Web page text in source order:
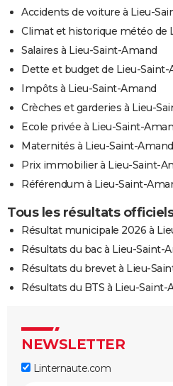
Accidents de voiture à Lieu-
Climat et historique météo de
Salaires à Lieu-Saint-Amand
Dette et budget de Lieu-Saint-
Impôts à Lieu-Saint-Amand
Crèches et garderies à Lieu-
Ecole privée à Lieu-Saint-
Maternités à Lieu-Saint-Amand
Prix immobilier à Lieu-Saint-
Référendum à Lieu-Saint-
Tous les résultats
Résultat municipale 2026 à
Résultats du bac à Lieu-Saint-
Résultats du brevet à Lieu-
Résultats du BTS à Lieu-Saint-
NEWSLETTER
Linternaute.com